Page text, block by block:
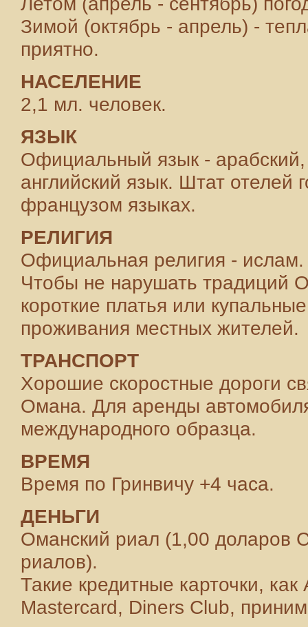
Зимой (октябрь - апрель) -
приятно.
НАСЕЛЕНИЕ
2,1 мл. человек.
ЯЗЫК
Официальный язык - арабский,
английский язык. Штат отелей
французом языках.
РЕЛИГИЯ
Официальная религия - ислам.
Чтобы не нарушать традиций
короткие платья или
проживания местных жителей.
ТРАНСПОРТ
Хорошие скоростные дороги
Омана. Для аренды
международного образца.
ВРЕМЯ
Время по Гринвичу +4 часа.
ДЕНЬГИ
Оманский риал (1,00 доларов
риалов).
Такие кредитные карточки,
Mastercard, Diners Club,